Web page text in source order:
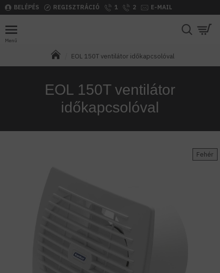
BELÉPÉS REGISZTRÁCIÓ 1 2 E-MAIL
EOL 150T ventilátor időkapcsolóval
EOL 150T ventilátor
időkapcsolóval
Fehér